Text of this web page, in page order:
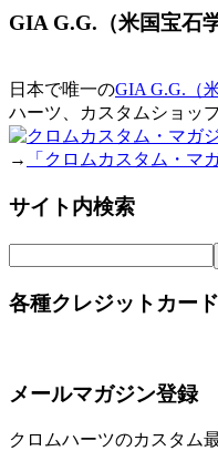
GIA G.G.（米国宝石
日本で唯一のGIA G.G.（
ハーツ、カスタムショップ
→ 「クロムカスタム・マ
サイト内検索
各種クレジットカー
メールマガジン登録
クロムハーツのカスタム